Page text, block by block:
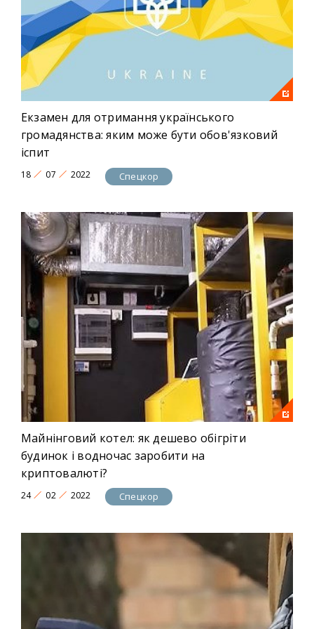
Екзамен для отримання українського
громадянства: яким може бути обов'язковий
іспит
18 07 2022 Спецкор
Майнінговий котел: як дешево обігріти
будинок і водночас заробити на
криптовалюті?
24 02 2022 Спецкор